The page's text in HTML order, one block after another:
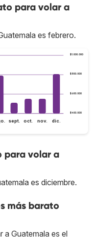
para volar a
es febrero.
$400.000
$600.000
$800.000
$1.000.000
sept. oct. nov. dic.
para volar a
es diciembre.
más barato
a Guatemala es el